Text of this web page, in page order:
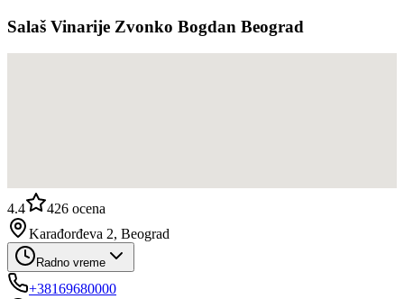
Salaš Vinarije Zvonko Bogdan Beograd
4.4 426 ocena
Karađorđeva 2, Beograd
Radno vreme
+38169680000